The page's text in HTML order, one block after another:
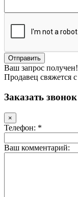
Ваш запрос получен!
Продавец свяжется
Заказать звонок
×
Телефон: *
Ваш комментарий: